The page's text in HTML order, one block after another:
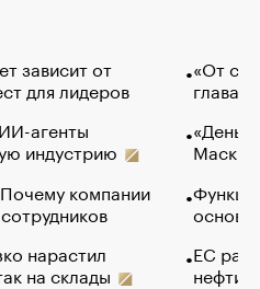
зависит от
для лидеров
агенты
индустрию
компании
нарастил
на склады
«От
глава
Маск в
основ
ЕС
нефти